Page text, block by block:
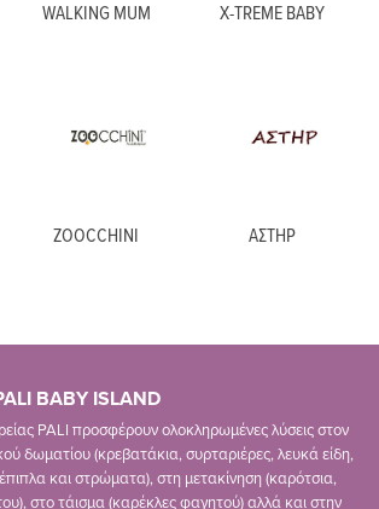
WALKING MUM X-TREME BABY
ZOOCCHINI ΑΣΤΗΡ
BABY ISLAND
PALI προσφέρουν ολοκληρωμένες λύσεις στον
δωματίου (κρεβατάκια, συρταριέρες, λευκά είδη,
και στρώματα), στη μετακίνηση (καρότσια,
στο τάισμα (καρέκλες φαγητού) αλλά και στην